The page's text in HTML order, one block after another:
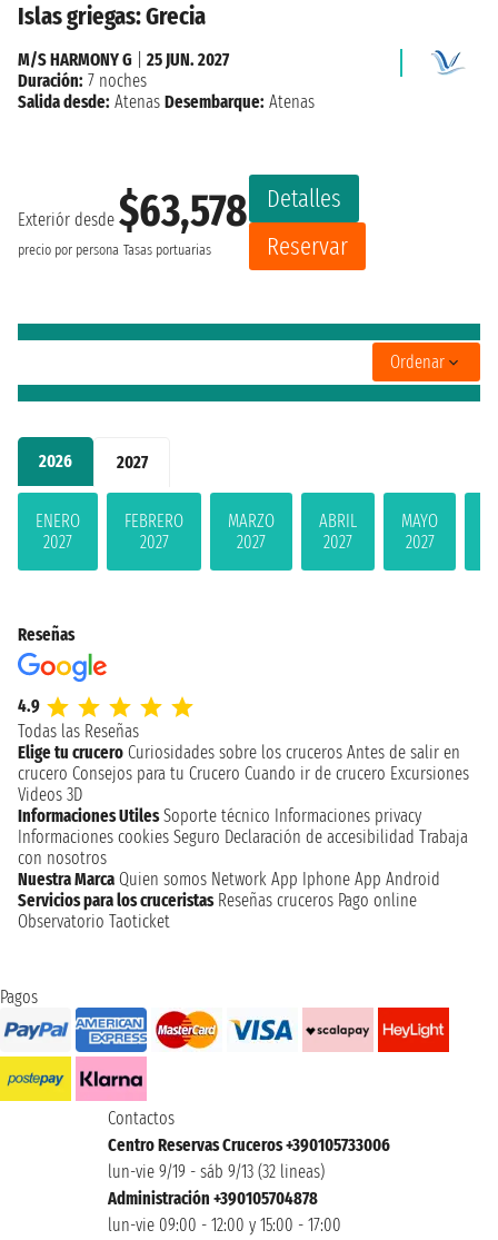
2026 2027
ENERO
2027
FEBRERO
2027
MARZO
2027
ABRIL
2027
MAYO
2027
Islas griegas: Grecia
Exteriór desde $63,578
precio por persona Tasas portuarias
Detalles
Reservar
M/S HARMONY G
25 JUN. 2027
Duración: 7 noches
Salida desde: Atenas Desembarque: Atenas
Ordenar
Reseñas
4.9
Todas las Reseñas
Elige tu crucero Curiosidades sobre los cruceros Antes de salir en
crucero Consejos para tu Crucero Cuando ir de crucero Excursiones
Videos 3D
Informaciones Utiles Soporte técnico Informaciones privacy
Informaciones cookies Seguro Declaración de accesibilidad Trabaja
con nosotros
Nuestra Marca Quien somos Network App Iphone App Android
Servicios para los cruceristas Reseñas cruceros Pago online
Observatorio Taoticket
Pagos
Contactos
Centro Reservas Cruceros +390105733006
lun-vie 9/19 - sáb 9/13 (32 lineas)
Administración +390105704878
lun-vie 09:00 - 12:00 y 15:00 - 17:00